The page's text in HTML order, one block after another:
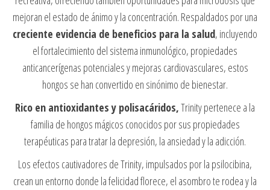
mejoran el estado de ánimo y la concentración. Respaldados por una
creciente evidencia de beneficios para la salud, incluyendo
el fortalecimiento del sistema inmunológico, propiedades
anticancerígenas potenciales y mejoras cardiovasculares, estos
hongos se han convertido en sinónimo de bienestar.
Rico en antioxidantes y polisacáridos,Trinity pertenece a la
familia de hongos mágicos conocidos por sus propiedades
terapéuticas para tratar la depresión, la ansiedad y la adicción.
Los efectos cautivadores de Trinity, impulsados por la psilocibina,
crean un entorno donde la felicidad florece, el asombro te rodea y la